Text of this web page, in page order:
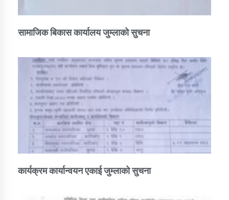
सामाजिक बिकास कार्यालय जुम्लाकाे सुचना
कार्यक्रम कार्यान्वयन एकाई जुम्लाको सुचना